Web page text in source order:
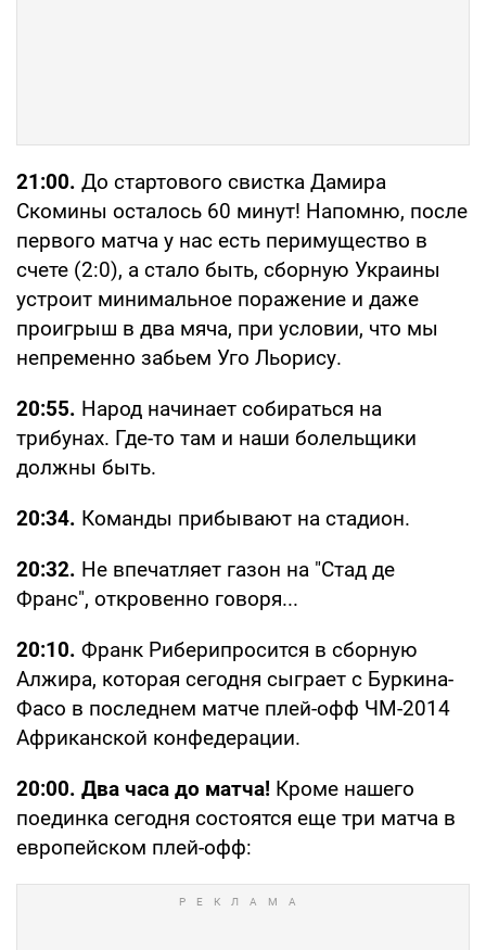
21:00. До стартового свистка Дамира
Скомины осталось 60 минут! Напомню, после
первого матча у нас есть перимущество в
счете (2:0), а стало быть, сборную Украины
устроит минимальное поражение и даже
проигрыш в два мяча, при условии, что мы
непременно забьем Уго Льорису.
20:55. Народ начинает собираться на
трибунах. Где-то там и наши болельщики
должны быть.
20:34. Команды прибывают на стадион.
20:32. Не впечатляет газон на "Стад де
Франс", откровенно говоря...
20:10. Франк Риберипросится в сборную
Алжира, которая сегодня сыграет с Буркина-
Фасо в последнем матче плей-офф ЧМ-2014
Африканской конфедерации.
20:00. Два часа до матча! Кроме нашего
поединка сегодня состоятся еще три матча в
европейском плей-офф: